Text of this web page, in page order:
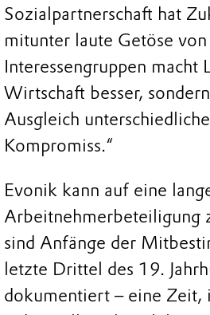
Sozialpartnerschaft hat
mitunter laute Getöse von
Interessengruppen macht
Wirtschaft besser,
Ausgleich
Kompromiss.“
Evonik kann auf eine
Arbeitnehmerbeteiligung
sind Anfänge der
letzte Drittel des 19.
dokumentiert – eine Zeit,